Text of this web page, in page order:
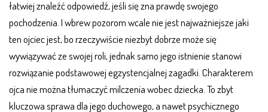
łatwiej znaleźć odpowiedź, jeśli się zna prawdę swojego
pochodzenia. I wbrew pozorom wcale nie jest najważniejsze jaki
ten ojciec jest, bo rzeczywiście niezbyt dobrze może się
wywiązywać ze swojej roli, jednak samo jego istnienie stanowi
rozwiązanie podstawowej egzystencjalnej zagadki. Charakterem
ojca nie można tłumaczyć milczenia wobec dziecka. To zbyt
kluczowa sprawa dla jego duchowego, a nawet psychicznego